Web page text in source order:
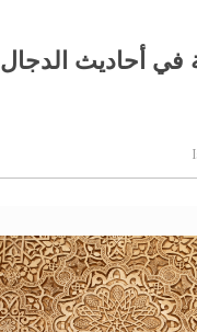
في أحاديث الدجال